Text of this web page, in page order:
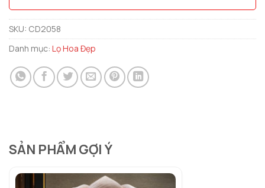
SKU: CD2058
Danh mục: Lọ Hoa Đẹp
SẢN PHẨM GỢI Ý